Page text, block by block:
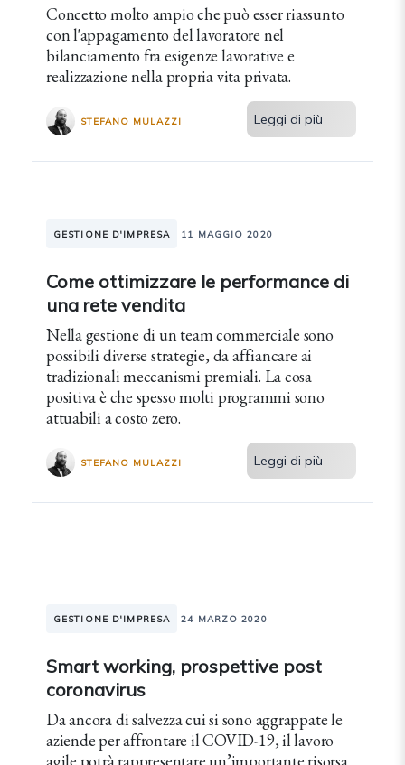
Concetto molto ampio che può esser riassunto
con l'appagamento del lavoratore nel
bilanciamento fra esigenze lavorative e
realizzazione nella propria vita privata.
STEFANO MULAZZI Leggi di più
GESTIONE D'IMPRESA 11 MAGGIO 2020
Come ottimizzare le performance di
una rete vendita
Nella gestione di un team commerciale sono
possibili diverse strategie, da affiancare ai
tradizionali meccanismi premiali. La cosa
positiva è che spesso molti programmi sono
attuabili a costo zero.
STEFANO MULAZZI Leggi di più
GESTIONE D'IMPRESA 24 MARZO 2020
Smart working, prospettive post
coronavirus
Da ancora di salvezza cui si sono aggrappate le
aziende per affrontare il COVID-19, il lavoro